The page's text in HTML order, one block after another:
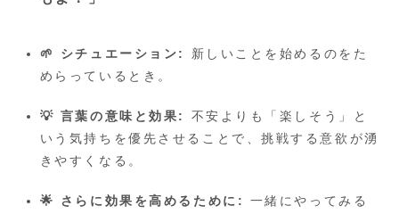
🌱 シチュエーション:
新しいことを始めるのをた
めらっているとき。
💡 言葉の意味と効果:
不安よりも「楽しそう」と
いう気持ちを優先させることで、挑戦する意欲が湧
きやすくなる。
🌟 さらに効果を高めるために:
一緒にやってみる